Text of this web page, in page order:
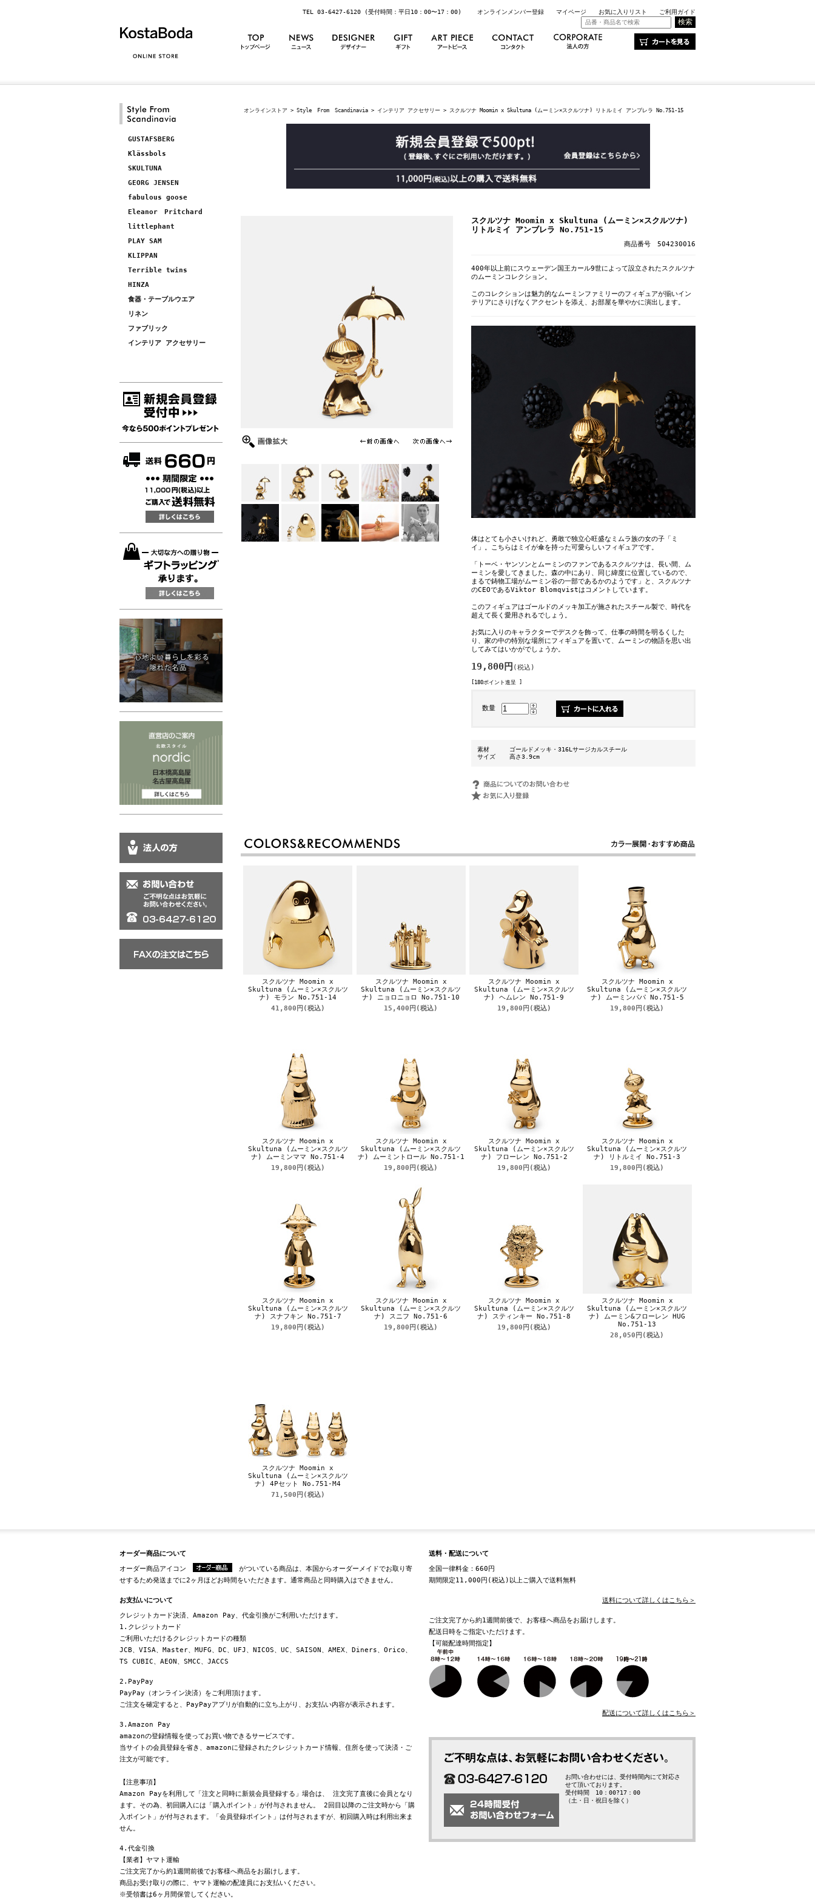
TEL 03-6427-6120 (受付時間：平日10：00〜17：00) オンラインメンバー登録 マイページ お気に入りリスト ご利用ガイド
GUSTAFSBERG
Klässbols
SKULTUNA
GEORG JENSEN
fabulous goose
Eleanor Pritchard
littlephant
PLAY SAM
KLIPPAN
Terrible twins
HINZA
食器・テーブルウエア
リネン
ファブリック
インテリア アクセサリー
オンラインストア > Style From Scandinavia > インテリア アクセサリー > スクルツナ Moomin x Skultuna (ムーミン×スクルツナ) リトルミイ アンブレラ No.751-15
スクルツナ Moomin x Skultuna (ムーミン×スクルツナ)
リトルミイ アンブレラ No.751-15
商品番号 504230016
400年以上前にスウェーデン国王カール9世によって設立されたスクルツナ
のムーミンコレクション。
このコレクションは魅力的なムーミンファミリーのフィギュアが揃いイン
テリアにさりげなくアクセントを添え、お部屋を華やかに演出します。
体はとても小さいけれど、勇敢で独立心旺盛なミムラ族の女の子「ミ
イ」。こちらはミイが傘を持った可愛らしいフィギュアです。
「トーベ・ヤンソンとムーミンのファンであるスクルツナは、長い間、ム
ーミンを愛してきました。森の中にあり、同じ緯度に位置しているので、
まるで鋳物工場がムーミン谷の一部であるかのようです」と、スクルツナ
のCEOであるViktor Blomqvistはコメントしています。
このフィギュアはゴールドのメッキ加工が施されたスチール製で、時代を
超えて長く愛用されるでしょう。
お気に入りのキャラクターでデスクを飾って、仕事の時間を明るくした
り、家の中の特別な場所にフィギュアを置いて、ムーミンの物語を思い出
してみてはいかがでしょうか。
19,800円 (税込)
[180ポイント進呈 ]
数量
素材
ゴールドメッキ・316Lサージカルスチール
サイズ
高さ3.9cm
スクルツナ Moomin x
Skultuna (ムーミン×スクルツ
ナ) モラン No.751-14
41,800円 (税込)
スクルツナ Moomin x
Skultuna (ムーミン×スクルツ
ナ) ニョロニョロ No.751-10
15,400円 (税込)
スクルツナ Moomin x
Skultuna (ムーミン×スクルツ
ナ) ヘムレン No.751-9
19,800円 (税込)
スクルツナ Moomin x
Skultuna (ムーミン×スクルツ
ナ) ムーミンパパ No.751-5
19,800円 (税込)
スクルツナ Moomin x
Skultuna (ムーミン×スクルツ
ナ) ムーミンママ No.751-4
19,800円 (税込)
スクルツナ Moomin x
Skultuna (ムーミン×スクルツ
ナ) ムーミントロール No.751-1
19,800円 (税込)
スクルツナ Moomin x
Skultuna (ムーミン×スクルツ
ナ) フローレン No.751-2
19,800円 (税込)
スクルツナ Moomin x
Skultuna (ムーミン×スクルツ
ナ) リトルミイ No.751-3
19,800円 (税込)
スクルツナ Moomin x
Skultuna (ムーミン×スクルツ
ナ) スナフキン No.751-7
19,800円 (税込)
スクルツナ Moomin x
Skultuna (ムーミン×スクルツ
ナ) スニフ No.751-6
19,800円 (税込)
スクルツナ Moomin x
Skultuna (ムーミン×スクルツ
ナ) スティンキー No.751-8
19,800円 (税込)
スクルツナ Moomin x
Skultuna (ムーミン×スクルツ
ナ) ムーミン&フローレン HUG
No.751-13
28,050円 (税込)
スクルツナ Moomin x
Skultuna (ムーミン×スクルツ
ナ) 4Pセット No.751-M4
71,500円 (税込)
オーダー商品について
オーダー商品アイコン
がついている商品は、本国からオーダーメイドでお取り寄
せするため発送までに2ヶ月ほどお時間をいただきます。通常商品と同時購入はできません。
お支払いについて
クレジットカード決済、Amazon Pay、代金引換がご利用いただけます。
1.クレジットカード
ご利用いただけるクレジットカードの種類
JCB、VISA、Master、MUFG、DC、UFJ、NICOS、UC、SAISON、AMEX、Diners、Orico、
TS CUBIC、AEON、SMCC、JACCS
2.PayPay
PayPay（オンライン決済）をご利用頂けます。
ご注文を確定すると、PayPayアプリが自動的に立ち上がり、お支払い内容が表示されます。
3.Amazon Pay
amazonの登録情報を使ってお買い物できるサービスです。
当サイトの会員登録を省き、amazonに登録されたクレジットカード情報、住所を使って決済・ご
注文が可能です。
【注意事項】
Amazon Payを利用して「注文と同時に新規会員登録する」場合は、 注文完了直後に会員となり
ます。その為、初回購入には「購入ポイント」が付与されません。 2回目以降のご注文時から「購
入ポイント」が付与されます。「会員登録ポイント」は付与されますが、初回購入時は利用出来ま
せん。
4.代金引換
【業者】ヤマト運輸
ご注文完了から約1週間前後でお客様へ商品をお届けします。
商品お受け取りの際に、ヤマト運輸の配達員にお支払いください。
※受領書は6ヶ月間保管してください。
送料・配送について
全国一律料金：660円
期間限定11,000円(税込)以上ご購入で送料無料
送料について詳しくはこちら＞
ご注文完了から約1週間前後で、お客様へ商品をお届けします。
配送日時をご指定いただけます。
【可能配達時間指定】
配送について詳しくはこちら＞
お問い合わせには、受付時間内にて対応さ
せて頂いております。
受付時間 10：00?17：00
（土・日・祝日を除く）